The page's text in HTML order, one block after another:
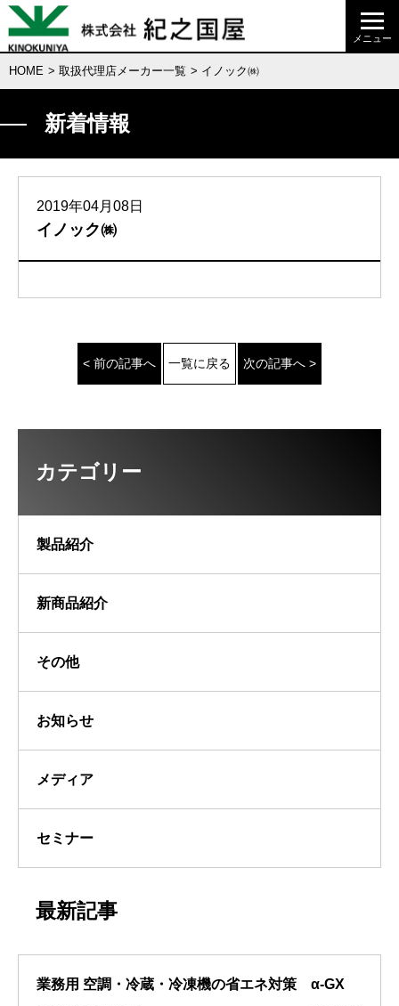
HOME > 取扱代理店メーカー一覧 > イノック㈱
新着情報
2019年04月08日
イノック㈱
< 前の記事へ 一覧に戻る 次の記事へ >
カテゴリー
製品紹介
新商品紹介
その他
お知らせ
メディア
セミナー
最新記事
業務用 空調・冷蔵・冷凍機の省エネ対策 α-GX